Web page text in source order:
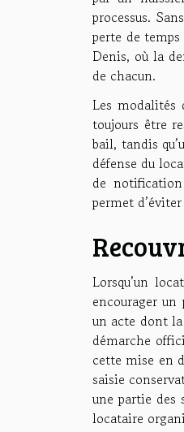
processus.
perte de
Denis, où la
de chacun.
Les
toujours être
bail, tandis
défense du
de notification
permet
Lorsqu’un
encourager
un acte dont
démarche
cette mise en
saisie
une partie des
locataire